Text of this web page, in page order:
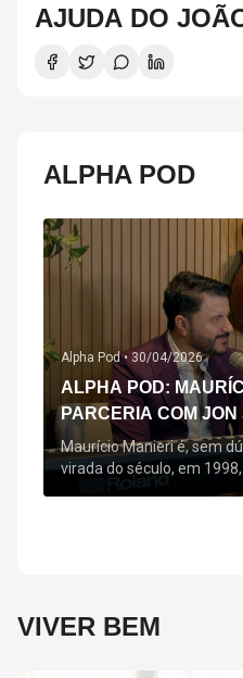
AJUDA DO
ALPHA POD
Alpha Pod • 30/04/2026
ALPHA POD:
PARCERIA COM
QUERER" E MAIS
Maurício Manieri é, sem
virada do século, em
seu primeiro disco, "A
Querer" e "Minha
VIVER BEM